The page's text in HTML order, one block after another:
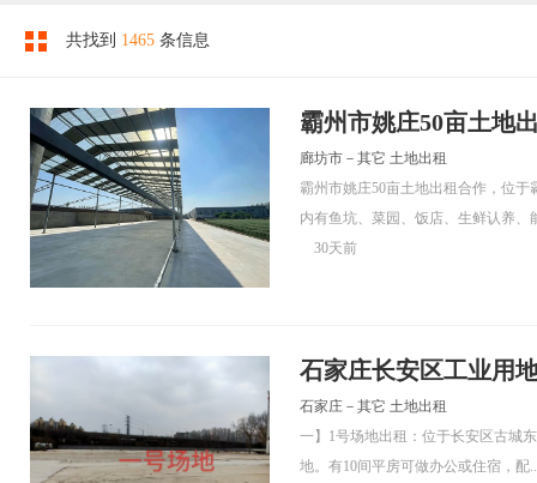
共找到 1465 条信息
霸州市姚庄50亩土地
廊坊市－其它 土地出租
霸州市姚庄50亩土地出租合作，位
内有鱼坑、菜园、饭店、生鲜认养、
30天前
石家庄长安区工业用
石家庄－其它 土地出租
一】1号场地出租：位于长安区古城
地。有10间平房可做办公或住宿，配